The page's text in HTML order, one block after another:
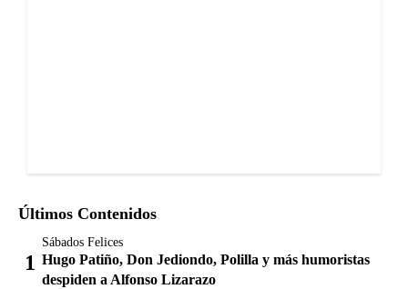
Últimos Contenidos
Sábados Felices
Hugo Patiño, Don Jediondo, Polilla y más humoristas
despiden a Alfonso Lizarazo